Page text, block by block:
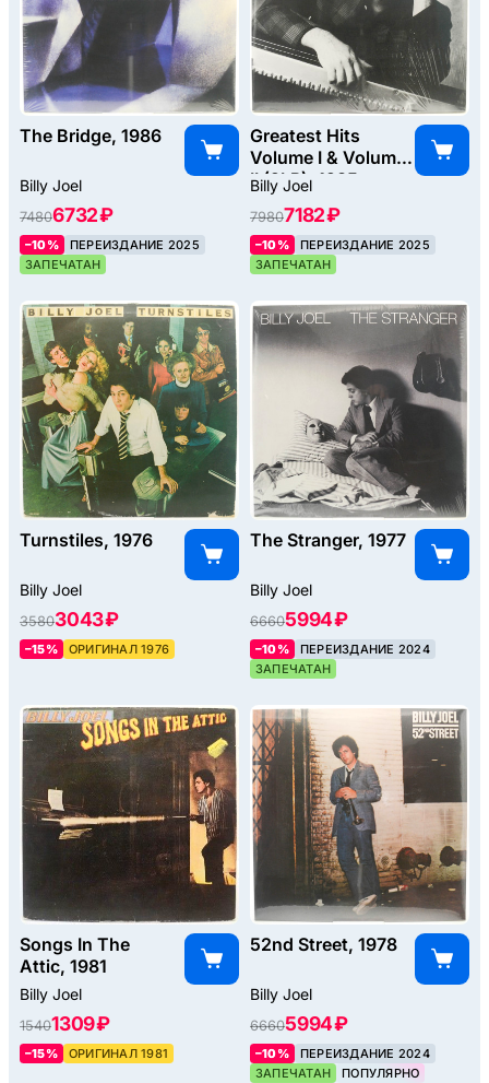
The Bridge, 1986
Billy Joel
74806732 ₽
–10%
ПЕРЕИЗДАНИЕ 2025
ЗАПЕЧАТАН
Greatest Hits
Volume I & Volume
II (2LP), 1985
Billy Joel
79807182 ₽
–10%
ПЕРЕИЗДАНИЕ 2025
ЗАПЕЧАТАН
Turnstiles, 1976
Billy Joel
35803043 ₽
–15% ОРИГИНАЛ 1976
The Stranger, 1977
Billy Joel
66605994 ₽
–10%
ПЕРЕИЗДАНИЕ 2024
ЗАПЕЧАТАН
Songs In The
Attic, 1981
Billy Joel
15401309 ₽
–15% ОРИГИНАЛ 1981
52nd Street, 1978
Billy Joel
66605994 ₽
–10%
ПЕРЕИЗДАНИЕ 2024
ЗАПЕЧАТАН
ПОПУЛЯРНО